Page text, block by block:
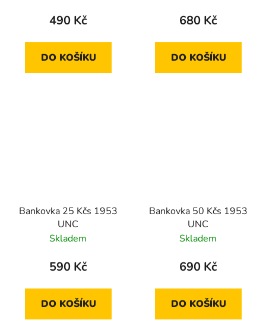
490 Kč
DO KOŠÍKU
680 Kč
DO KOŠÍKU
Bankovka 25 Kčs 1953
UNC
Skladem
590 Kč
DO KOŠÍKU
Bankovka 50 Kčs 1953
UNC
Skladem
690 Kč
DO KOŠÍKU